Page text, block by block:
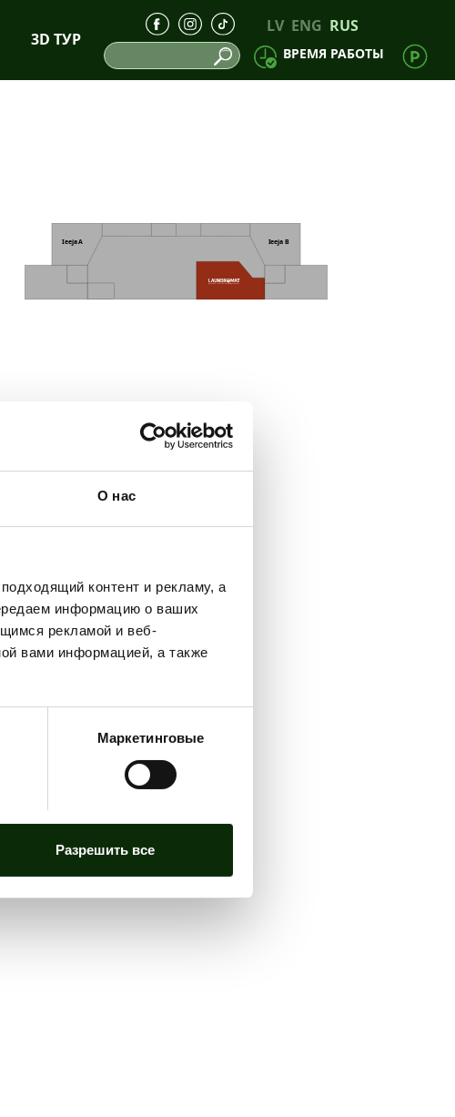
О нас
контент и рекламу, а
информацию о ваших
рекламой и веб-
вами информацией, а также
Маркетинговые
Разрешить все
3D ТУР
LV ENG RUS
ВРЕМЯ РАБОТЫ
IeejaA Ieeja B
в Риге,
в Латвии.
быстрым